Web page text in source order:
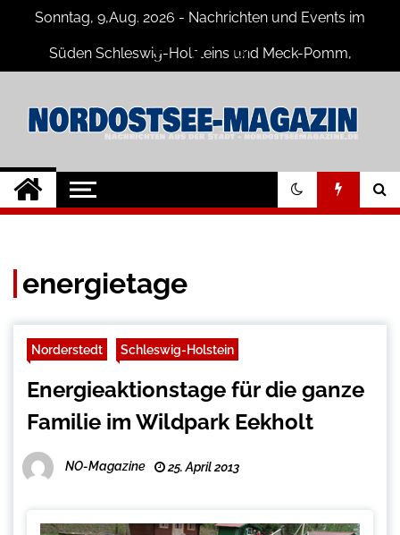
Sonntag, 9,Aug. 2026 - Nachrichten und Events im
Süden Schleswig-Holsteins und Meck-Pomm,
Nord-Ostsee-
Magazine Blog
Der Blog der Nord-Ostsee Magazine
energietage
Norderstedt Schleswig-Holstein
Energieaktionstage für die ganze
Familie im Wildpark Eekholt
NO-Magazine 25. April 2013